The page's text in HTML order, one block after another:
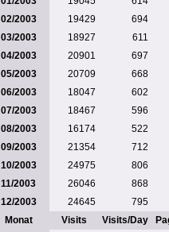
02/2003
19429
694
03/2003
18927
611
04/2003
20901
697
05/2003
20709
668
06/2003
18047
602
07/2003
18467
596
08/2003
16174
522
09/2003
21354
712
10/2003
24975
806
11/2003
26046
868
12/2003
24645
795
Monat
Visits Visits/Day